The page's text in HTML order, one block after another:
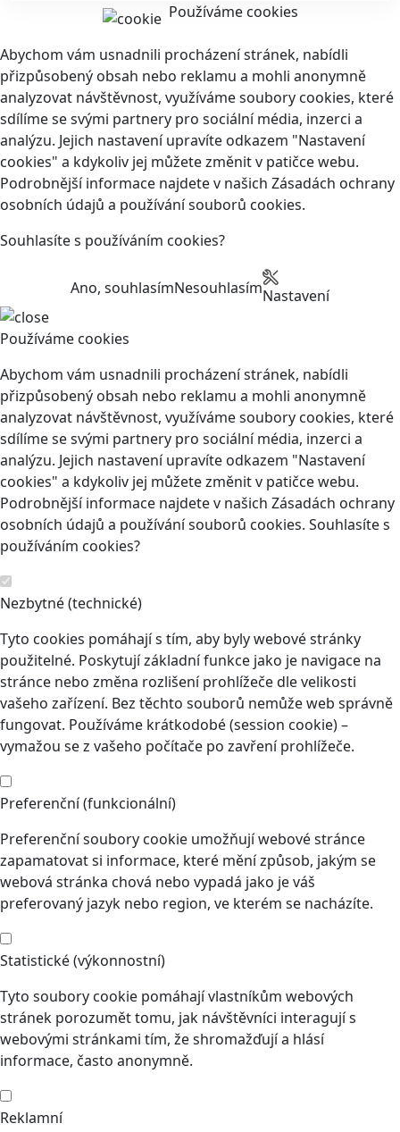
Používáme cookies
Abychom vám usnadnili procházení stránek, nabídli
přizpůsobený obsah nebo reklamu a mohli anonymně
analyzovat návštěvnost, využíváme soubory cookies, které
sdílíme se svými partnery pro sociální média, inzerci a
analýzu. Jejich nastavení upravíte odkazem "Nastavení
cookies" a kdykoliv jej můžete změnit v patičce webu.
Podrobnější informace najdete v našich Zásadách ochrany
osobních údajů a používání souborů cookies.
Souhlasíte s používáním cookies?
Ano, souhlasímNesouhlasímNastavení
Používáme cookies
Abychom vám usnadnili procházení stránek, nabídli
přizpůsobený obsah nebo reklamu a mohli anonymně
analyzovat návštěvnost, využíváme soubory cookies, které
sdílíme se svými partnery pro sociální média, inzerci a
analýzu. Jejich nastavení upravíte odkazem "Nastavení
cookies" a kdykoliv jej můžete změnit v patičce webu.
Podrobnější informace najdete v našich Zásadách ochrany
osobních údajů a používání souborů cookies. Souhlasíte s
používáním cookies?
Nezbytné (technické)
Tyto cookies pomáhají s tím, aby byly webové stránky
použitelné. Poskytují základní funkce jako je navigace na
stránce nebo změna rozlišení prohlížeče dle velikosti
vašeho zařízení. Bez těchto souborů nemůže web správně
fungovat. Používáme krátkodobé (session cookie) –
vymažou se z vašeho počítače po zavření prohlížeče.
Preferenční (funkcionální)
Preferenční soubory cookie umožňují webové stránce
zapamatovat si informace, které mění způsob, jakým se
webová stránka chová nebo vypadá jako je váš
preferovaný jazyk nebo region, ve kterém se nacházíte.
Statistické (výkonnostní)
Tyto soubory cookie pomáhají vlastníkům webových
stránek porozumět tomu, jak návštěvníci interagují s
webovými stránkami tím, že shromažďují a hlásí
informace, často anonymně.
Reklamní